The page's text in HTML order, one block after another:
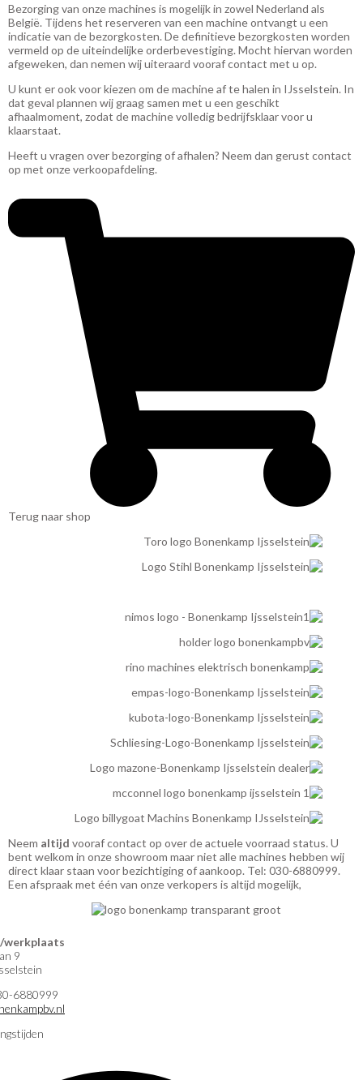
Bezorging van onze machines is mogelijk in zowel Nederland als
België. Tijdens het reserveren van een machine ontvangt u een
indicatie van de bezorgkosten. De definitieve bezorgkosten worden
vermeld op de uiteindelijke orderbevestiging. Mocht hiervan worden
afgeweken, dan nemen wij uiteraard vooraf contact met u op.
U kunt er ook voor kiezen om de machine af te halen in IJsselstein. In
dat geval plannen wij graag samen met u een geschikt
afhaalmoment, zodat de machine volledig bedrijfsklaar voor u
klaarstaat.
Heeft u vragen over bezorging of afhalen? Neem dan gerust contact
op met onze verkoopafdeling.
Terug naar shop
Neem altijd vooraf contact op over de actuele voorraad status. U
bent welkom in onze showroom maar niet alle machines hebben wij
direct klaar staan voor bezichtiging of aankoop. Tel: 030-6880999.
Een afspraak met één van onze verkopers is altijd mogelijk,
werkplaats
9
6880999